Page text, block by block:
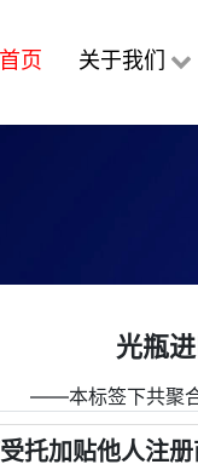
首页 关于我们
光瓶
――本标签下共聚
托加贴他人注册